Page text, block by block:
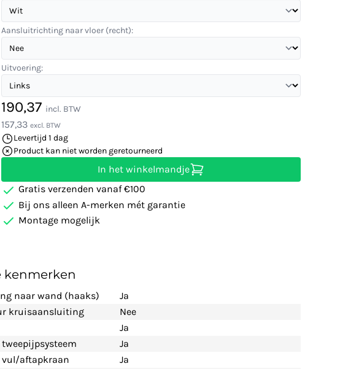
Aansluitrichting naar vloer (recht):
Uitvoering:
190,37 incl. BTW
157,33 excl. BTW
Levertijd 1 dag
Product kan niet worden geretourneerd
In het winkelmandje
Gratis verzenden vanaf €100
Bij ons alleen A-merken mét garantie
Montage mogelijk
kenmerken
naar wand (haaks)
Ja
kruisaansluiting
Nee
Ja
Ja
vul/aftapkraan
Ja